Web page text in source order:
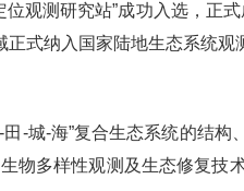
位观测研究站”成功入选，
式纳入国家陆地生态系统
-城-海”复合生态系统的结
物多样性观测及生态修复